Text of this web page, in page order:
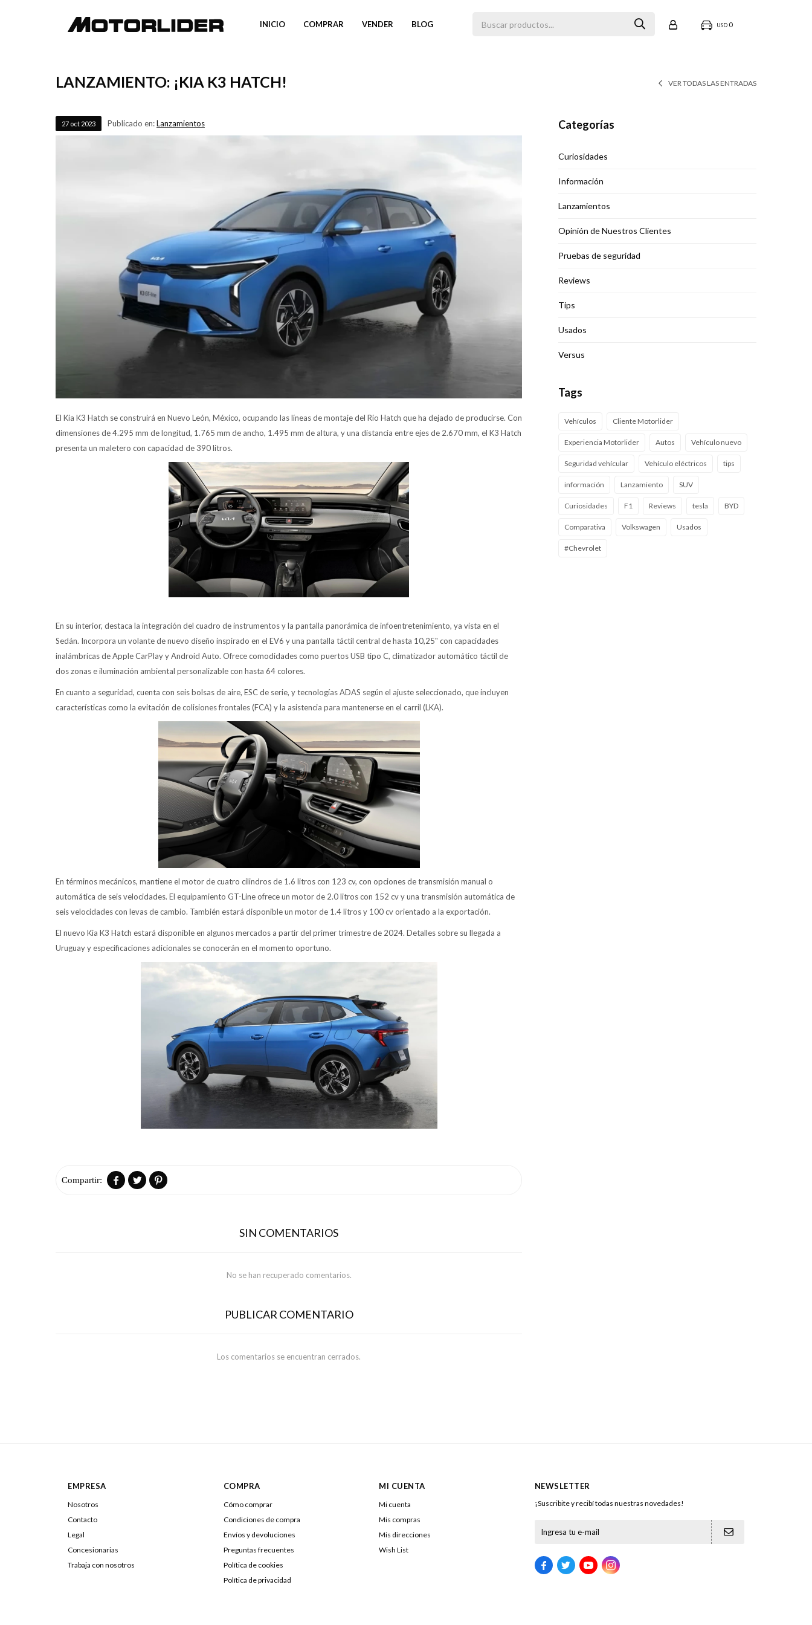
INICIO COMPRAR VENDER BLOG USD 0
LANZAMIENTO: ¡KIA K3 HATCH! VER TODAS LAS ENTRADAS
27 oct 2023 Publicado en:Lanzamientos
El Kia K3 Hatch se construirá en Nuevo León, México, ocupando las líneas de montaje del Río Hatch que ha dejado de producirse. Con
dimensiones de 4.295 mm de longitud, 1.765 mm de ancho, 1.495 mm de altura, y una distancia entre ejes de 2.670 mm, el K3 Hatch
presenta un maletero con capacidad de 390 litros.
En su interior, destaca la integración del cuadro de instrumentos y la pantalla panorámica de infoentretenimiento, ya vista en el
Sedán. Incorpora un volante de nuevo diseño inspirado en el EV6 y una pantalla táctil central de hasta 10,25" con capacidades
inalámbricas de Apple CarPlay y Android Auto. Ofrece comodidades como puertos USB tipo C, climatizador automático táctil de
dos zonas e iluminación ambiental personalizable con hasta 64 colores.
En cuanto a seguridad, cuenta con seis bolsas de aire, ESC de serie, y tecnologías ADAS según el ajuste seleccionado, que incluyen
características como la evitación de colisiones frontales (FCA) y la asistencia para mantenerse en el carril (LKA).
En términos mecánicos, mantiene el motor de cuatro cilindros de 1.6 litros con 123 cv, con opciones de transmisión manual o
automática de seis velocidades. El equipamiento GT-Line ofrece un motor de 2.0 litros con 152 cv y una transmisión automática de
seis velocidades con levas de cambio. También estará disponible un motor de 1.4 litros y 100 cv orientado a la exportación.
El nuevo Kia K3 Hatch estará disponible en algunos mercados a partir del primer trimestre de 2024. Detalles sobre su llegada a
Uruguay y especificaciones adicionales se conocerán en el momento oportuno.
  
SIN COMENTARIOS
No se han recuperado comentarios.
PUBLICAR COMENTARIO
Los comentarios se encuentran cerrados.
Categorías
Curiosidades
Información
Lanzamientos
Opinión de Nuestros Clientes
Pruebas de seguridad
Reviews
Tips
Usados
Versus
Tags
Vehículos Cliente Motorlider
Experiencia Motorlider Autos Vehículo nuevo
Seguridad vehícular Vehículo eléctricos tips
información Lanzamiento SUV
Curiosidades F1 Reviews tesla BYD
Comparativa Volkswagen Usados
#Chevrolet
EMPRESA
Nosotros
Contacto
Legal
Concesionarias
Trabaja con nosotros
COMPRA
Cómo comprar
Condiciones de compra
Envíos y devoluciones
Preguntas frecuentes
Política de cookies
Política de privacidad
MI CUENTA
Mi cuenta
Mis compras
Mis direcciones
Wish List
NEWSLETTER
¡Suscribite y recibí todas nuestras novedades!
   